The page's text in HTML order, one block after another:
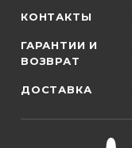
КОНТАКТЫ
ГАРАНТИИ И
ВОЗВРАТ
ДОСТАВКА